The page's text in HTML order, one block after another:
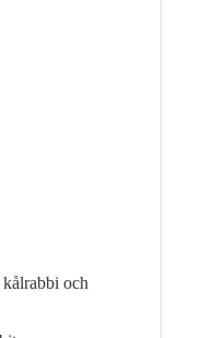
kålrabbi och